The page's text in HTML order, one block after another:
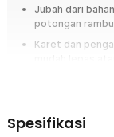
Jubah dari
potongan
Karet dan
Tersedia dalam
Overview
Spesifikasi